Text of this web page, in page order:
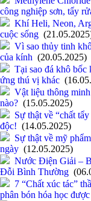
công nghiệp sơn, tẩy
Khí Heli, Neon,
cuộc sống
Vì sao thủy tinh
của kính (20.05.2025)
Tại sao đá khô bốc
ứng thú vị khác
Vật liệu thông
nào? (15.05.2025)
Sự thật về “chất
độc! (14.05.2025)
Sự thật về mỹ
ngày (12.05.2025)
Nước Điện Giải –
Đỗi Bình Thường
7 “Chất xúc tác”
phân bón hóa học